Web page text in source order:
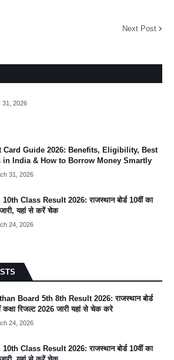
Next Post
31, 2026
Card Guide 2026: Benefits, Eligibility, Best
in India & How to Borrow Money Smartly
31, 2026
10th Class Result 2026: राजस्थान बोर्ड 10वीं का
यहां से करें चेक
24, 2026
Board 5th 8th Result 2026: राजस्थान बोर्ड
कक्षा रिजल्ट 2026 जारी यहां से चेक करे
24, 2026
10th Class Result 2026: राजस्थान बोर्ड 10वीं का